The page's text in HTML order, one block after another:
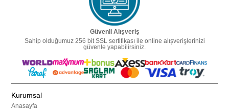
Güvenli Alışveriş
Sahip olduğumuz 256 bit SSL sertifikası ile online alışverişlerinizi
güvenle yapabilirsiniz.
Kurumsal
Anasayfa